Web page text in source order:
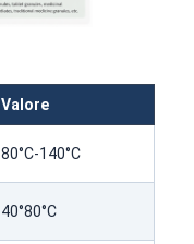
Valore
80°C-140°C
40°80°C